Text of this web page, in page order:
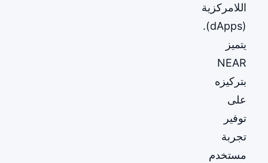
اللامركزية
(dApps).
يتميز
NEAR
بتركيزه
على
توفير
تجربة
مستخدم